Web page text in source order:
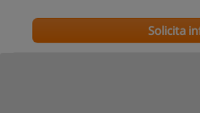
Solicita